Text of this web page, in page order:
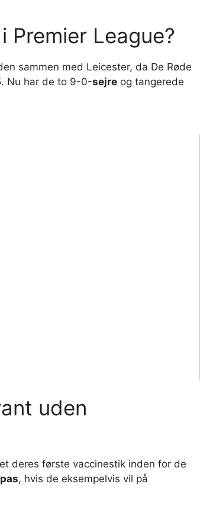
Premier League?
sammen med Leicester, da De Røde
Nu har de to 9-0-sejre og tangerede
uden
deres første vaccinestik inden for de
, hvis de eksempelvis vil på